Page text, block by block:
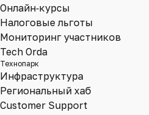
Онлайн‑курсы
Налоговые льготы
Мониторинг участников
Tech Orda
Технопарк
Инфраструктура
Региональный хаб
Customer Support